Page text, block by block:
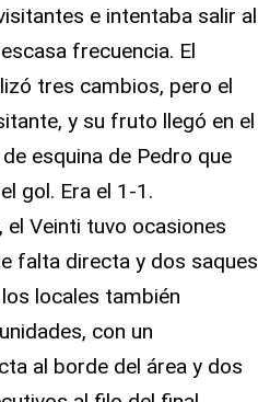
e intentaba salir al
frecuencia. El
tres cambios, pero el
y su fruto llegó en el
esquina de Pedro que
gol. Era el 1-1.
Veinti tuvo ocasiones
falta directa y dos saques
locales también
con un
al borde del área y dos